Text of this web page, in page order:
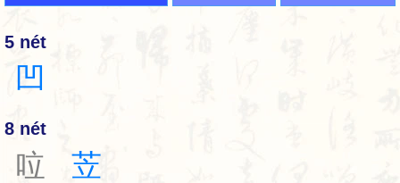
5 nét
凹
8 nét
㕸 苙